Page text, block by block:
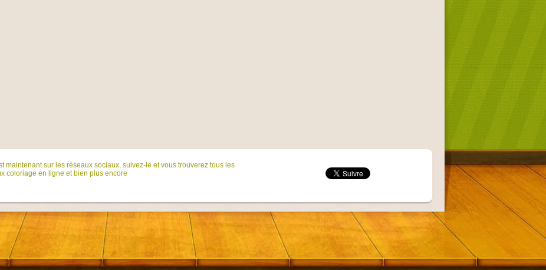
maintenant sur ​​les réseaux sociaux, suivez-le et vous trouverez tous les
coloriage en ligne et bien plus encore